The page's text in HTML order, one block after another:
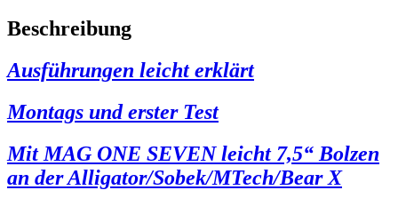
Beschreibung
Ausführungen leicht erklärt
Montags und erster Test
Mit MAG ONE SEVEN leicht 7,5“ Bolzen
an der Alligator/Sobek/MTech/Bear X